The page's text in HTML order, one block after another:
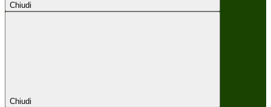
Chiudi
Chiudi